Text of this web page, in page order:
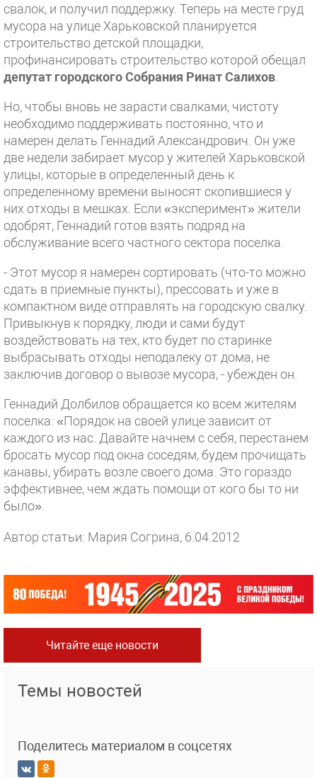
свалок, и получил поддержку. Теперь на месте груд
мусора на улице Харьковской планируется
строительство детской площадки,
профинансировать строительство которой обещал
депутат городского Собрания Ринат Салихов
Но, чтобы вновь не зарасти свалками, чистоту
необходимо поддерживать постоянно, что и
намерен делать Геннадий Александрович. Он уже
две недели забирает мусор у жителей Харьковской
улицы, которые в определенный день к
определенному времени выносят скопившиеся у
них отходы в мешках. Если «эксперимент» жители
одобрят, Геннадий готов взять подряд на
обслуживание всего частного сектора поселка.
- Этот мусор я намерен сортировать (что-то можно
сдать в приемные пункты), прессовать и уже в
компактном виде отправлять на городскую свалку.
Привыкнув к порядку, люди и сами будут
воздействовать на тех, кто будет по старинке
выбрасывать отходы неподалеку от дома, не
заключив договор о вывозе мусора, - убежден он.
Геннадий Долбилов обращается ко всем жителям
поселка: «Порядок на своей улице зависит от
каждого из нас. Давайте начнем с себя, перестанем
бросать мусор под окна соседям, будем прочищать
канавы, убирать возле своего дома. Это гораздо
эффективнее, чем ждать помощи от кого бы то ни
было».
Автор статьи: Мария Согрина, 6.04.2012
Читайте еще новости
Темы новостей
Поделитесь материалом в соцсетях